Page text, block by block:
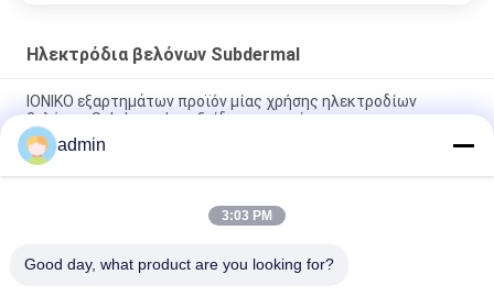
Ηλεκτρόδια βελόνων Subdermal
ΙΟΝΙΚΟ εξαρτημάτων προϊόν μίας χρήσης ηλεκτροδίων
βελόνων Subdermal ανοξείδωτου ενιαίο
Μίας χρήσης ενιαίος μόλυβδος ηλεκτροδίων βελόνων
Subdermal με το συνδετήρα
Τα μίας χρήσης αποστειρωμένα ηλεκτρόδια βελόνων
admin
3:03 PM
Good day, what product are you looking for?